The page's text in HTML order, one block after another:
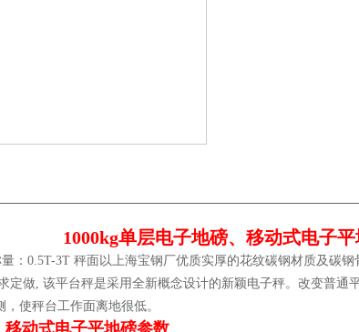
1000kg单层电子地磅、移动式电子
0.5T-3T 秤面以上海宝钢厂优质实厚的花纹碳钢材质及碳
定做, 该平台秤是采用全新概念设计的新颖电子秤。改变普通
使秤台工作面离地很低。
移动式电子平地磅参数